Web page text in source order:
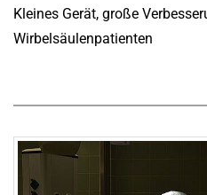
Kleines Gerät, große
Wirbelsäulenpatienten